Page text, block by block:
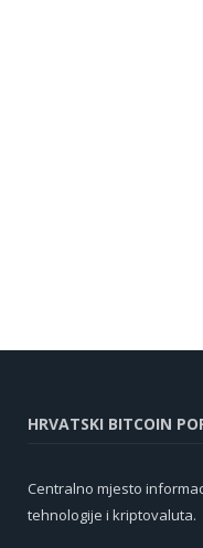
HRVATSKI BITCOIN
Centralno mjesto
tehnologije i kriptovaluta.